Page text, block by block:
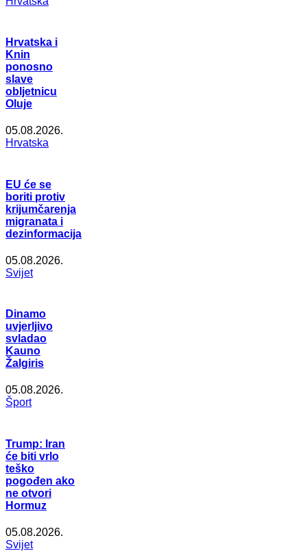
Hrvatska i
Knin
ponosno
slave
obljetnicu
Oluje
05.08.2026.
Hrvatska
EU će se
boriti protiv
krijumčarenja
migranata i
dezinformacija
05.08.2026.
Svijet
Dinamo
uvjerljivo
svladao
Kauno
Žalgiris
05.08.2026.
Šport
Trump: Iran
će biti vrlo
teško
pogođen ako
ne otvori
Hormuz
05.08.2026.
Svijet